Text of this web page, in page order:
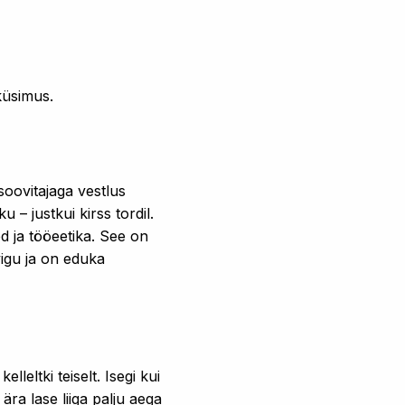
vestlus
– justkui kirss tordil.
ja tööeetika. See on
ja on eduka
teiselt. Isegi kui
lase liiga palju aega